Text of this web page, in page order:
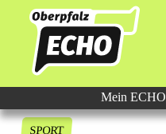
Mein ECHO
SPORT